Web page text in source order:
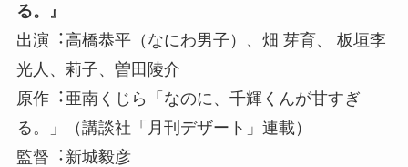
る。』
出演︓高橋恭平（なにわ男子）、畑 芽育、 板垣李
光人、莉子、曽田陵介
原作︓亜南くじら「なのに、千輝くんが⽢すぎ
る。」（講談社「⽉刊デザート」連載）
監督︓新城毅彦